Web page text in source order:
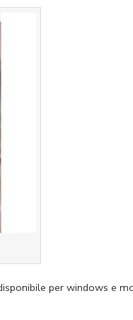
per windows e